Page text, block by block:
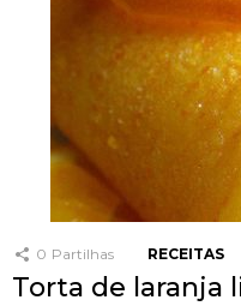
0 Partilhas RECEITAS
Torta de laranja